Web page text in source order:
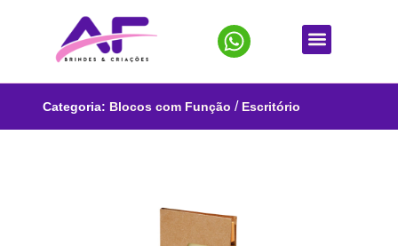
Categoria: Blocos com Função / Escritório